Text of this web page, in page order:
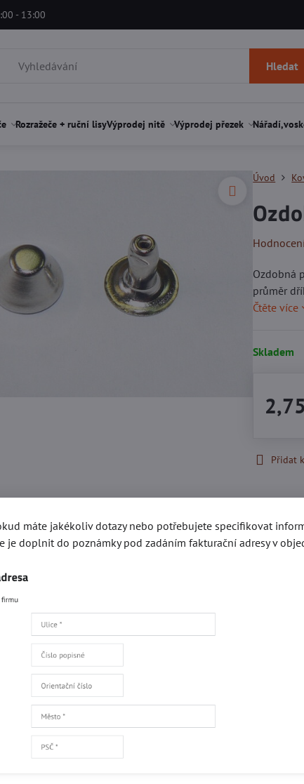
- 13:00
Hledat
Rozražeče + ruční lisyVýprodej nitě Výprodej přezek
Úvod
Ozdobná
průměr
Čtěte více
Skladem
Přidat
máte jakékoliv dotazy nebo potřebujete specifikovat
je doplnit do poznámky pod zadáním fakturační adresy v